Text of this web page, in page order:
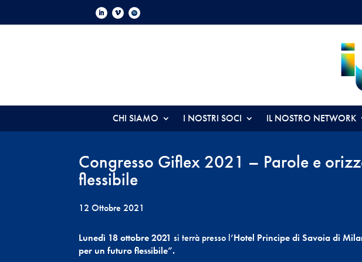
CHI SIAMO I NOSTRI SOCI IL NOSTRO NETWORK
Congresso Giflex 2021 – Parole e
flessibile
12 Ottobre 2021
Lunedì 18 ottobre 2021si terrà presso l’Hotel Principe di Savoia di
per un futuro flessibile”.